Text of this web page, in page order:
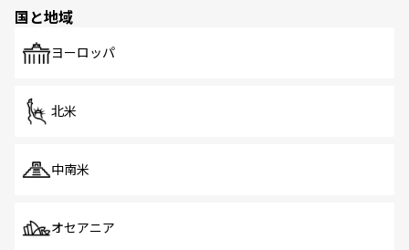
で、ホーカーズは地元の風情を楽しめる外せないスポット
国と地域
ヨーロッパ
北米
中南米
オセアニア